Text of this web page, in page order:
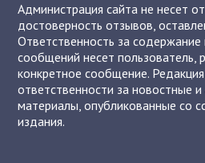
Администрация сайта не несет
достоверность отзывов,
Ответственность за
сообщений несет пользователь,
конкретное сообщение.
ответственности за новостные и
материалы, опубликованные со
издания.